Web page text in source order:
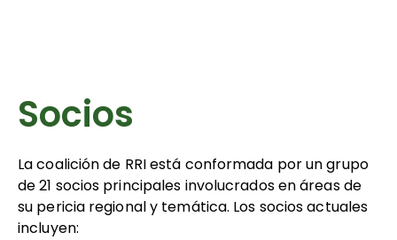
Socios
La coalición de RRI está conformada por un grupo
de 21 socios principales involucrados en áreas de
su pericia regional y temática. Los socios actuales
incluyen: